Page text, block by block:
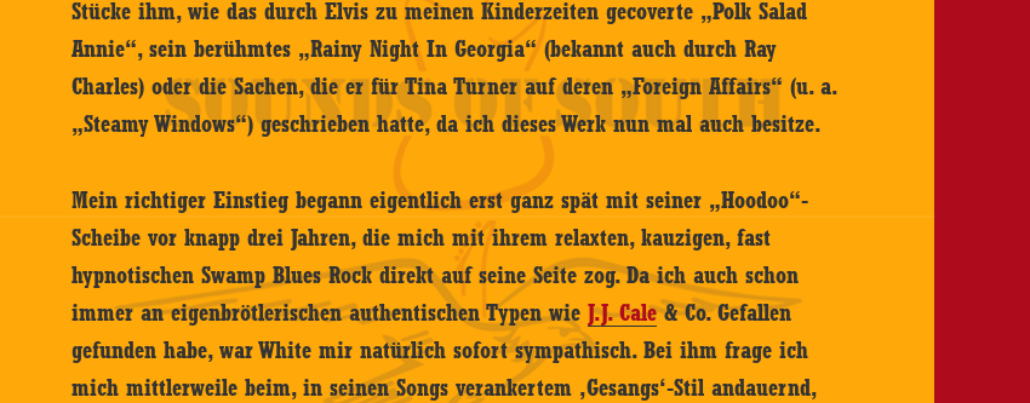
Stücke ihm, wie das durch Elvis zu meinen Kinderzeiten gecoverte „Polk Salad
Annie“, sein berühmtes „Rainy Night In Georgia“ (bekannt auch durch Ray
Charles) oder die Sachen, die er für Tina Turner auf deren „Foreign Affairs“ (u. a.
„Steamy Windows“) geschrieben hatte, da ich dieses Werk nun mal auch besitze.
Mein richtiger Einstieg begann eigentlich erst ganz spät mit seiner „Hoodoo“-
Scheibe vor knapp drei Jahren, die mich mit ihrem relaxten, kauzigen, fast
hypnotischen Swamp Blues Rock direkt auf seine Seite zog. Da ich auch schon
immer an eigenbrötlerischen authentischen Typen wieJ.J. Cale& Co. Gefallen
gefunden habe, war White mir natürlich sofort sympathisch. Bei ihm frage ich
mich mittlerweile beim, in seinen Songs verankertem ‚Gesangs‘-Stil andauernd,